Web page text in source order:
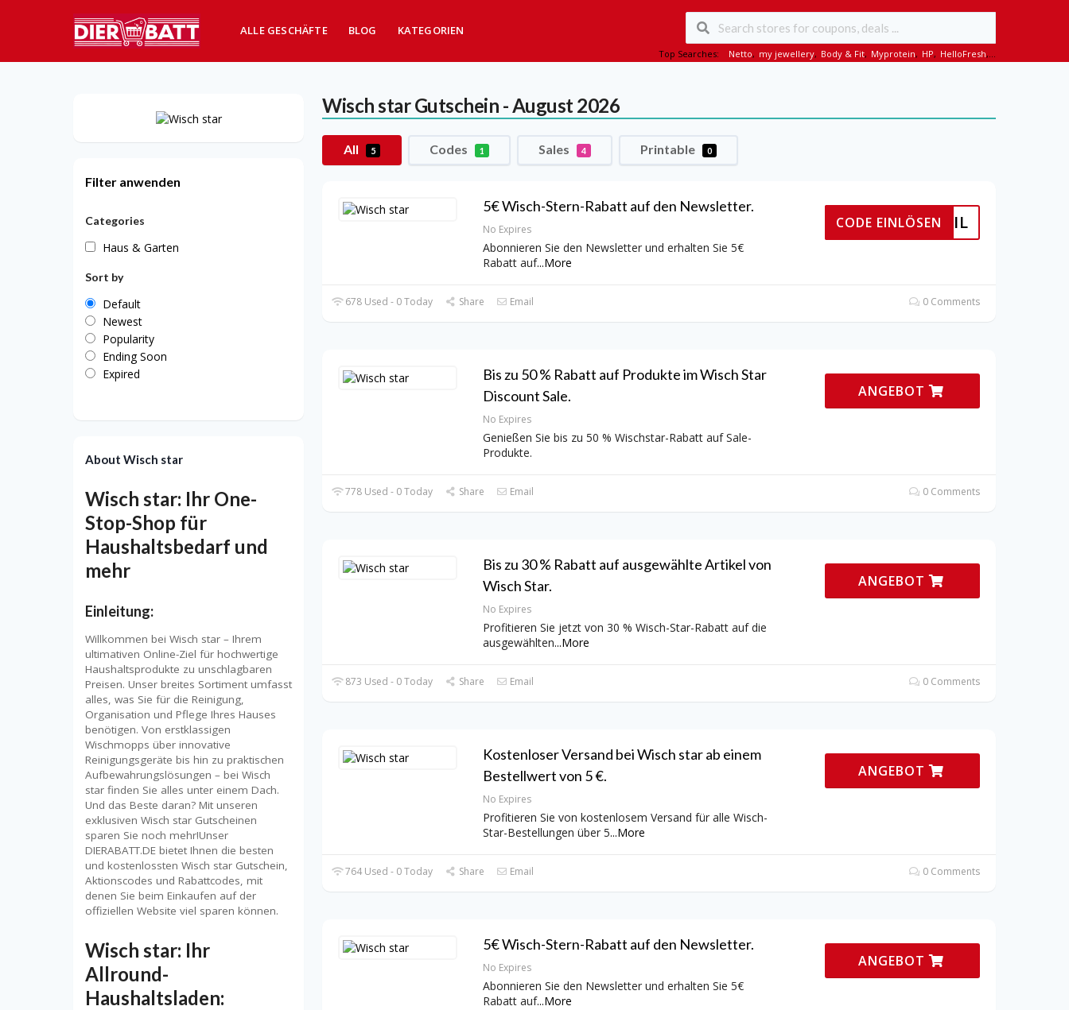
ALLE GESCHÄFTE BLOG KATEGORIEN
Top Searches: Netto, my jewellery, Body & Fit, Myprotein, HP, HelloFresh,...
Wisch starGutschein - August 2026
All 5 Codes 1 Sales 4 Printable 0
5€ Wisch-Stern-Rabatt auf den Newsletter.
No Expires
Abonnieren Sie den Newsletter und erhalten Sie 5€
Rabatt auf...More
ER EMAIL
CODE EINLÖSEN
678 Used - 0 Today Share Email 0 Comments
Bis zu 50 % Rabatt auf Produkte im Wisch Star
Discount Sale.
No Expires
Genießen Sie bis zu 50 % Wischstar-Rabatt auf Sale-
Produkte.
ANGEBOT
778 Used - 0 Today Share Email 0 Comments
Bis zu 30 % Rabatt auf ausgewählte Artikel von
Wisch Star.
No Expires
Profitieren Sie jetzt von 30 % Wisch-Star-Rabatt auf die
ausgewählten...More
ANGEBOT
873 Used - 0 Today Share Email 0 Comments
Kostenloser Versand bei Wisch star ab einem
Bestellwert von 5 €.
No Expires
Profitieren Sie von kostenlosem Versand für alle Wisch-
Star-Bestellungen über 5...More
ANGEBOT
764 Used - 0 Today Share Email 0 Comments
5€ Wisch-Stern-Rabatt auf den Newsletter.
No Expires
Abonnieren Sie den Newsletter und erhalten Sie 5€
Rabatt auf...More
ANGEBOT
Filter anwenden
Categories
Haus & Garten
Sort by
Default
Newest
Popularity
Ending Soon
Expired
About Wisch star
Wisch star: Ihr One-
Stop-Shop für
Haushaltsbedarf und
mehr
Einleitung:
Willkommen bei Wisch star – Ihrem
ultimativen Online-Ziel für hochwertige
Haushaltsprodukte zu unschlagbaren
Preisen. Unser breites Sortiment umfasst
alles, was Sie für die Reinigung,
Organisation und Pflege Ihres Hauses
benötigen. Von erstklassigen
Wischmopps über innovative
Reinigungsgeräte bis hin zu praktischen
Aufbewahrungslösungen – bei Wisch
star finden Sie alles unter einem Dach.
Und das Beste daran? Mit unseren
exklusiven Wisch star Gutscheinen
sparen Sie noch mehr!Unser
DIERABATT.DE bietet Ihnen die besten
und kostenlossten Wisch star Gutschein,
Aktionscodes und Rabattcodes, mit
denen Sie beim Einkaufen auf der
offiziellen Website viel sparen können.
Wisch star: Ihr
Allround-
Haushaltsladen: